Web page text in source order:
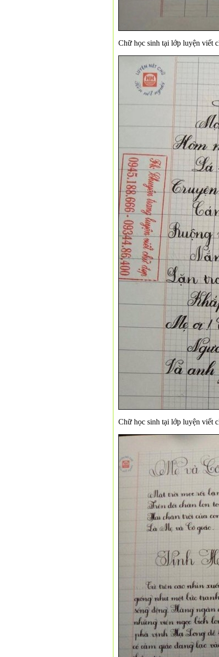
Chữ học sinh tại lớp luyện viết
Chữ học sinh tại lớp luyện viết